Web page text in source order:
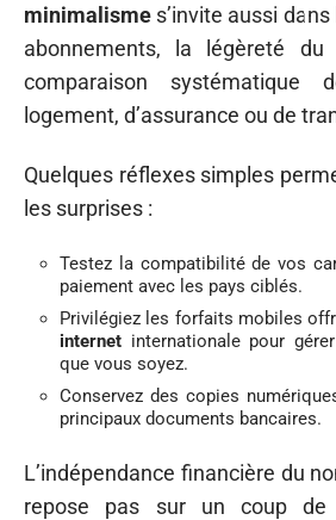
minimalisme s’invite aussi
abonnements, la légèreté
comparaison systématique
logement, d’assurance ou de
Quelques réflexes simples
les surprises :
Testez la compatibilité de vos
paiement avec les pays ciblés.
Privilégiez les forfaits mobiles
internet internationale pour
que vous soyez.
Conservez des copies
principaux documents bancaires.
L’indépendance financière du
repose pas sur un coup